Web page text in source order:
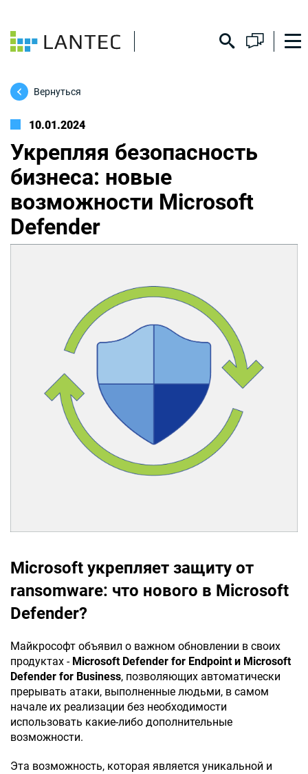
Вернуться
10.01.2024
Укрепляя безопасность
бизнеса: новые
возможности Microsoft
Defender
Microsoft укрепляет защиту от
ransomware: что нового в Microsoft
Defender?
Майкрософт объявил о важном обновлении в своих
продуктах - Microsoft Defender for Endpoint и Microsoft
Defender for Business, позволяющих автоматически
прерывать атаки, выполненные людьми, в самом
начале их реализации без необходимости
использовать какие-либо дополнительные
возможности.
Эта возможность, которая является уникальной и